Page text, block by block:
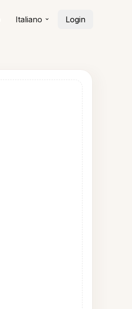
Italiano Login